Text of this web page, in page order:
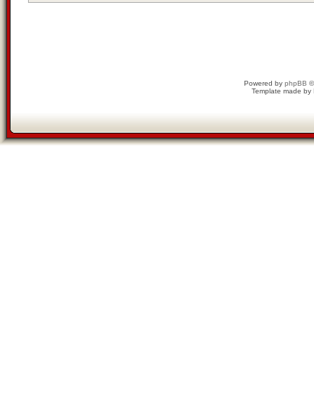
Powered by phpBB
Template made by